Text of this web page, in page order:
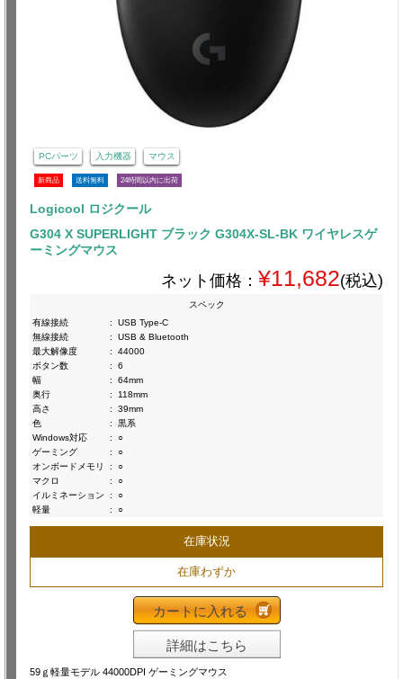
PCパーツ 入力機器 マウス
新商品 送料無料 24時間以内に出荷
Logicool ロジクール
G304 X SUPERLIGHT ブラック G304X-SL-BK ワイヤレスゲ
ーミングマウス
ネット価格： ¥11,682(税込)
スペック
有線接続
:
USB Type-C
無線接続
:
USB & Bluetooth
最大解像度
:
44000
ボタン数
:
6
幅
:
64mm
奥行
:
118mm
高さ
:
39mm
色
:
黒系
Windows対応
:
○
ゲーミング
:
○
オンボードメモリ
:
○
マクロ
:
○
イルミネーション
:
○
軽量
: ○
在庫状況
在庫わずか
カートに入れる
詳細はこちら
59ｇ軽量モデル 44000DPI ゲーミングマウス